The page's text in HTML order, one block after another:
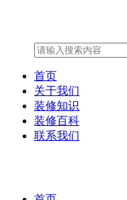
首页
关于我们
装修知识
装修百科
联系我们